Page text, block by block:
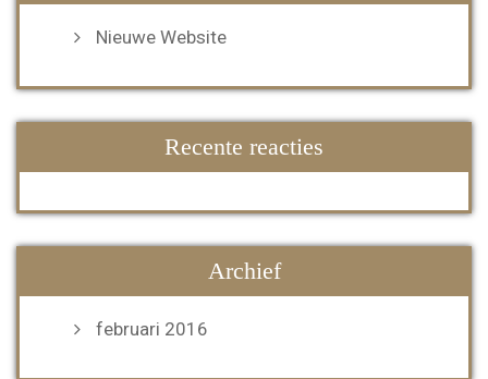
Nieuwe Website
Recente reacties
Archief
februari 2016